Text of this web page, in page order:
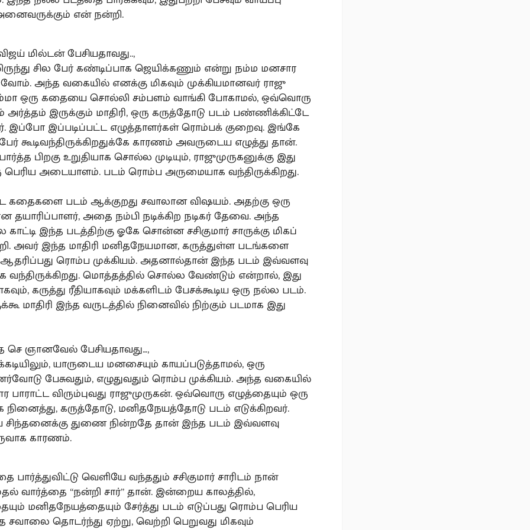
என் நன்றி.
மில்டன் பேசியதாவது..,
சில பேர் கண்டிப்பாக ஜெயிக்கணும் என்று நம்ம மனசார
அந்த வகையில் எனக்கு மிகவும் முக்கியமானவர் ராஜு
ஒரு கதையை சொல்லி சம்பளம் வாங்கி போகாமல், ஒவ்வொரு
அர்த்தம் இருக்கும் மாதிரி, ஒரு கருத்தோடு படம் பண்ணிக்கிட்டே
இப்போ இப்படிப்பட்ட எழுத்தாளர்கள் ரொம்பக் குறைவு. இங்கே
கூடிவந்திருக்கிறதுக்கே காரணம் அவருடைய எழுத்து தான்.
பிறகு உறுதியாக சொல்ல முடியும், ராஜுமுருகனுக்கு இது
அடையாளம். படம் ரொம்ப அருமையாக வந்திருக்கிறது.
கதைகளை படம் ஆக்குறது சவாலான விஷயம். அதற்கு ஒரு
தயாரிப்பாளர், அதை நம்பி நடிக்கிற நடிகர் தேவை. அந்த
இந்த படத்திற்கு ஓகே சொன்ன சசிகுமார் சாருக்கு மிகப்
அவர் இந்த மாதிரி மனிதநேயமான, கருத்துள்ள படங்களை
ரொம்ப முக்கியம். அதனால்தான் இந்த படம் இவ்வளவு
வந்திருக்கிறது. மொத்தத்தில் சொல்ல வேண்டும் என்றால், இது
கருத்து ரீதியாகவும் மக்களிடம் பேசக்கூடிய ஒரு நல்ல படம்.
மாதிரி இந்த வருடத்தில் நினைவில் நிற்கும் படமாக இது
செ ஞானவேல் பேசியதாவது…,
யாருடைய மனசையும் காயப்படுத்தாமல், ஒரு
பேசுவதும், எழுதுவதும் ரொம்ப முக்கியம். அந்த வகையில்
பாராட்ட விரும்புவது ராஜுமுருகன். ஒவ்வொரு எழுத்தையும் ஒரு
கருத்தோடு, மனிதநேயத்தோடு படம் எடுக்கிறவர்.
துணை நின்றதே தான் இந்த படம் இவ்வளவு
காரணம்.
பார்த்துவிட்டு வெளியே வந்ததும் சசிகுமார் சாரிடம் நான்
வார்த்தை “நன்றி சார்” தான். இன்றைய காலத்தில்,
மனிதநேயத்தையும் சேர்த்து படம் எடுப்பது ரொம்ப பெரிய
தொடர்ந்து ஏற்று, வெற்றி பெறுவது மிகவும்